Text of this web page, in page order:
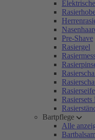
Pre-Shave
Rasiergel
Rasierseife
Rasiersets
Bartpflege
Alle
Bartbalsam